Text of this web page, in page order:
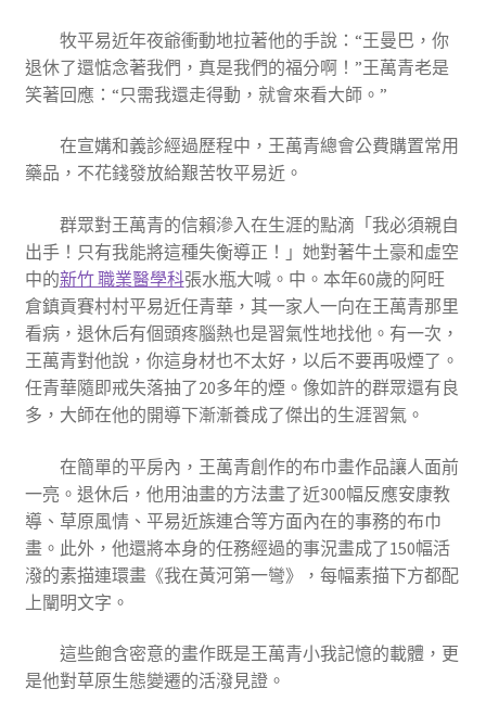
牧平易近年夜爺衝動地拉著他的手說：“王曼巴，你
退休了還惦念著我們，真是我們的福分啊！”王萬青老是
笑著回應：“只需我還走得動，就會來看大師。”
在宣媾和義診經過歷程中，王萬青總會公費購置常用
藥品，不花錢發放給艱苦牧平易近。
群眾對王萬青的信賴滲入在生涯的點滴「我必須親自
出手！只有我能將這種失衡導正！」她對著牛土豪和虛空
中的新竹 職業醫學科張水瓶大喊。中。本年60歲的阿旺
倉鎮貢賽村村平易近任青華，其一家人一向在王萬青那里
看病，退休后有個頭疼腦熱也是習氣性地找他。有一次，
王萬青對他說，你這身材也不太好，以后不要再吸煙了。
任青華隨即戒失落抽了20多年的煙。像如許的群眾還有良
多，大師在他的開導下漸漸養成了傑出的生涯習氣。
在簡單的平房內，王萬青創作的布巾畫作品讓人面前
一亮。退休后，他用油畫的方法畫了近300幅反應安康教
導、草原風情、平易近族連合等方面內在的事務的布巾
畫。此外，他還將本身的任務經過的事況畫成了150幅活
潑的素描連環畫《我在黃河第一彎》，每幅素描下方都配
上闡明文字。
這些飽含密意的畫作既是王萬青小我記憶的載體，更
是他對草原生態變遷的活潑見證。